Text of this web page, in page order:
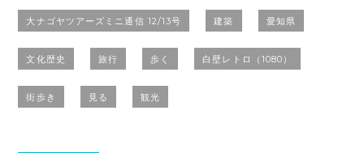
大ナゴヤツアーズミニ通信 12/13号 建築 愛知県
文化歴史 旅行 歩く 白壁レトロ（1080）
街歩き 見る 観光